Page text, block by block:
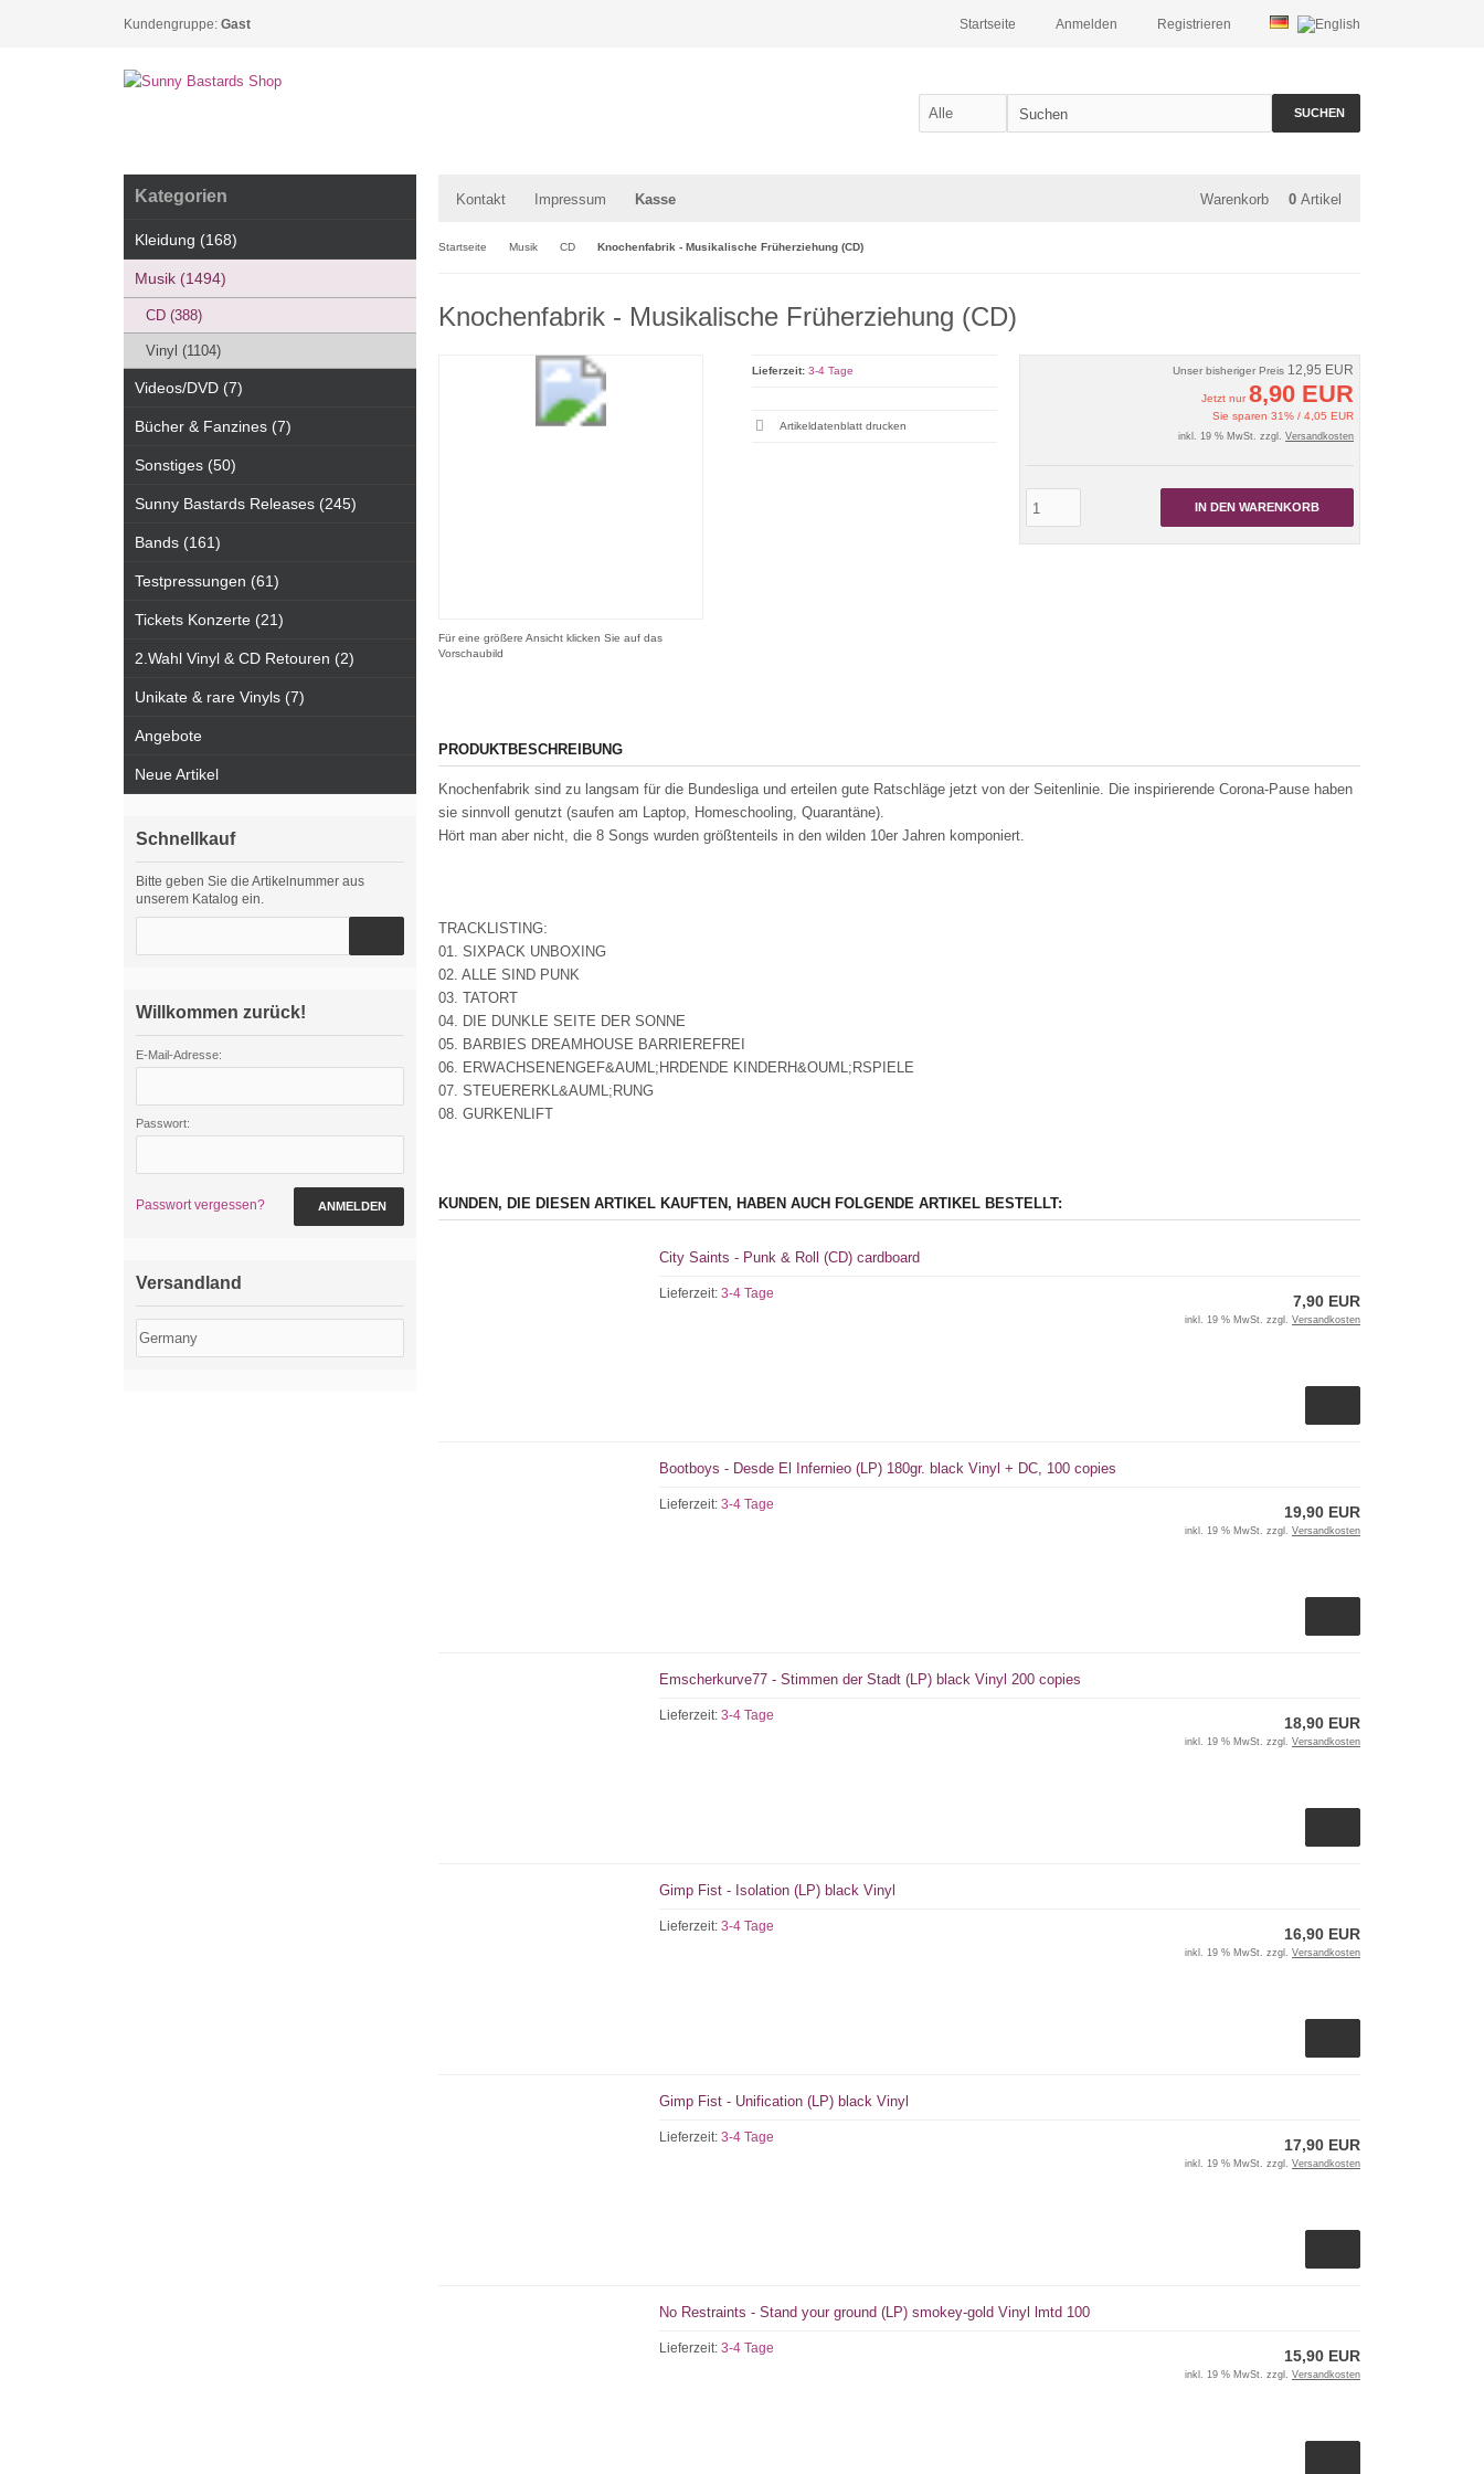
Kundengruppe: Gast Registrieren
Anmelden
Startseite
SUCHEN
Kontakt Impressum Kasse Warenkorb 0 Artikel
Startseite Musik CD Knochenfabrik - Musikalische Früherziehung (CD)
Knochenfabrik - Musikalische Früherziehung (CD)
Für eine größere Ansicht klicken Sie auf das
Vorschaubild
Unser bisheriger Preis 12,95 EUR
Jetzt nur8,90 EUR
Sie sparen 31% / 4,05 EUR
inkl. 19 % MwSt. zzgl. Versandkosten
IN DEN WARENKORB
Lieferzeit: 3-4 Tage
Artikeldatenblatt drucken
PRODUKTBESCHREIBUNG
Knochenfabrik sind zu langsam für die Bundesliga und erteilen gute Ratschläge jetzt von der Seitenlinie. Die inspirierende Corona-Pause haben
sie sinnvoll genutzt (saufen am Laptop, Homeschooling, Quarantäne).
Hört man aber nicht, die 8 Songs wurden größtenteils in den wilden 10er Jahren komponiert.
TRACKLISTING:
01. SIXPACK UNBOXING
02. ALLE SIND PUNK
03. TATORT
04. DIE DUNKLE SEITE DER SONNE
05. BARBIES DREAMHOUSE BARRIEREFREI
06. ERWACHSENENGEF&AUML;HRDENDE KINDERH&OUML;RSPIELE
07. STEUERERKL&AUML;RUNG
08. GURKENLIFT
KUNDEN, DIE DIESEN ARTIKEL KAUFTEN, HABEN AUCH FOLGENDE ARTIKEL BESTELLT:
City Saints - Punk & Roll (CD) cardboard
Lieferzeit:3-4 Tage 7,90 EUR
inkl. 19 % MwSt. zzgl. Versandkosten
Bootboys - Desde El Infernieo (LP) 180gr. black Vinyl + DC, 100 copies
Lieferzeit:3-4 Tage 19,90 EUR
inkl. 19 % MwSt. zzgl. Versandkosten
Emscherkurve77 - Stimmen der Stadt (LP) black Vinyl 200 copies
Lieferzeit:3-4 Tage 18,90 EUR
inkl. 19 % MwSt. zzgl. Versandkosten
Gimp Fist - Isolation (LP) black Vinyl
Lieferzeit:3-4 Tage 16,90 EUR
inkl. 19 % MwSt. zzgl. Versandkosten
Gimp Fist - Unification (LP) black Vinyl
Lieferzeit:3-4 Tage 17,90 EUR
inkl. 19 % MwSt. zzgl. Versandkosten
No Restraints - Stand your ground (LP) smokey-gold Vinyl lmtd 100
Lieferzeit:3-4 Tage 15,90 EUR
inkl. 19 % MwSt. zzgl. Versandkosten
Kategorien
Kleidung (168)
Musik (1494)
CD (388)
Vinyl (1104)
Videos/DVD (7)
Bücher & Fanzines (7)
Sonstiges (50)
Sunny Bastards Releases (245)
Bands (161)
Testpressungen (61)
Tickets Konzerte (21)
2.Wahl Vinyl & CD Retouren (2)
Unikate & rare Vinyls (7)
Angebote
Neue Artikel
Schnellkauf
Bitte geben Sie die Artikelnummer aus
unserem Katalog ein.
Willkommen zurück!
E-Mail-Adresse:
Passwort:
Passwort vergessen? ANMELDEN
Versandland